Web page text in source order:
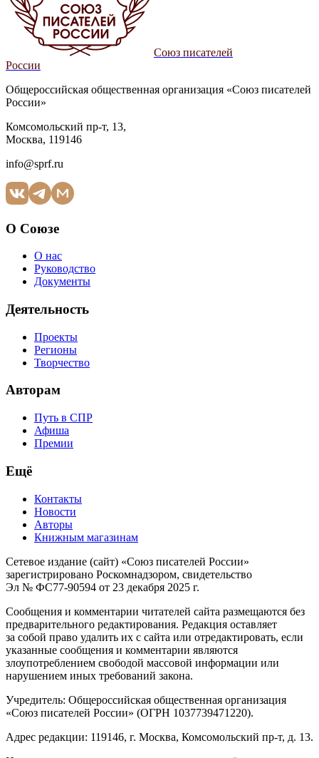
Союз писателей
России
Общероссийская общественная организация «Союз писателей
России»
Комсомольский пр-т, 13,
Москва, 119146
info@sprf.ru
О Союзе
О нас
Руководство
Документы
Деятельность
Проекты
Регионы
Творчество
Авторам
Путь в СПР
Афиша
Премии
Ещё
Контакты
Новости
Авторы
Книжным магазинам
Сетевое издание (сайт) «Союз писателей России»
зарегистрировано Роскомнадзором, свидетельство
Эл № ФС77-90594 от 23 декабря 2025 г.
Сообщения и комментарии читателей сайта размещаются без
предварительного редактирования. Редакция оставляет
за собой право удалить их с сайта или отредактировать, если
указанные сообщения и комментарии являются
злоупотреблением свободой массовой информации или
нарушением иных требований закона.
Учредитель: Общероссийская общественная организация
«Союз писателей России» (ОГРН 1037739471220).
Адрес редакции: 119146, г. Москва, Комсомольский пр-т, д. 13.